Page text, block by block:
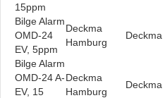
15ppm
Bilge Alarm
OMD-24
EV, 5ppm
Deckma
Hamburg
Bilge Alarm
OMD-24 A-
EV, 15
Deckma
Hamburg